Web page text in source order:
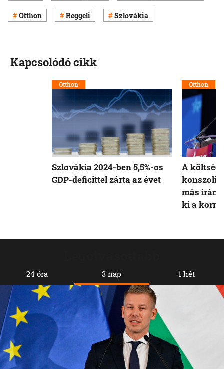
Otthon Reggeli Szlovákia
24 óra 3 nap 1 hét
Kapcsolódó cikk
Otthon
Szlovákia 2024-ben 5,5%-os
GDP-deficittel zárta az évet
Otthon
A
más
ki a